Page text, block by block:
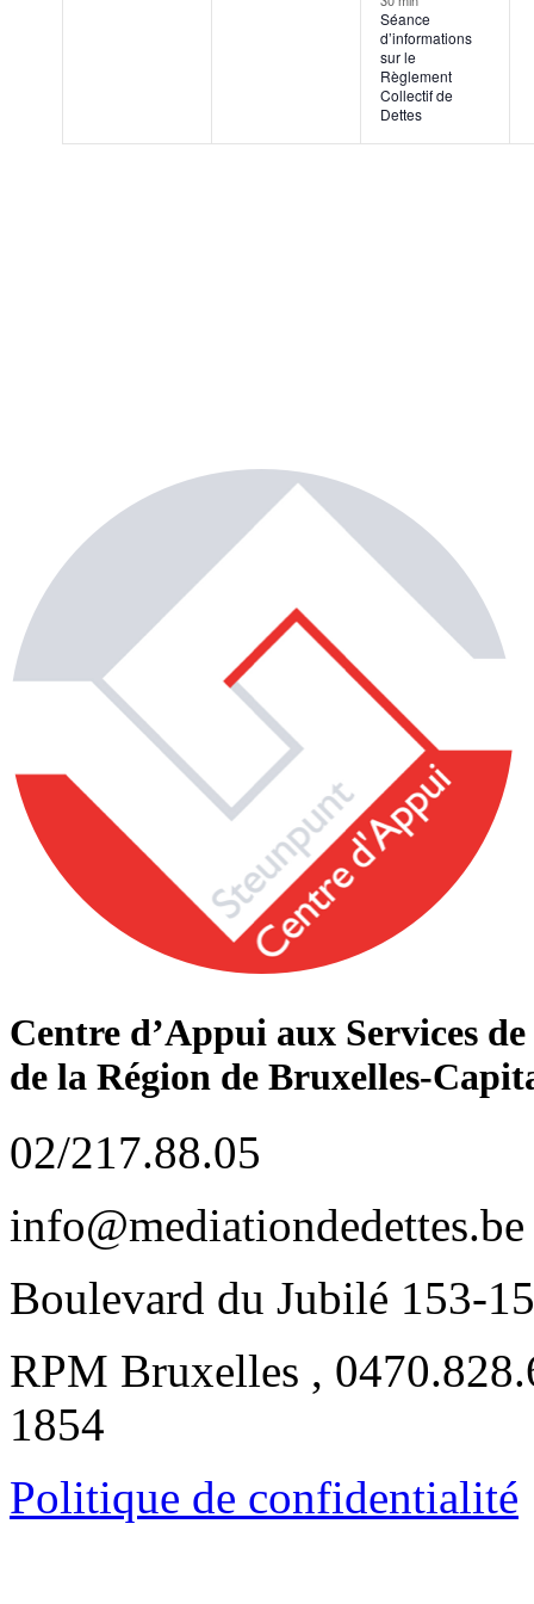
Séance
d’informations
sur le
Règlement
Collectif de
Dettes
Centre d’Appui aux Services
de la Région de Bruxelles-
02/217.88.05
info@mediationdedettes.be
Boulevard du Jubilé 153-
RPM Bruxelles ,
1854
Politique de confidentialité